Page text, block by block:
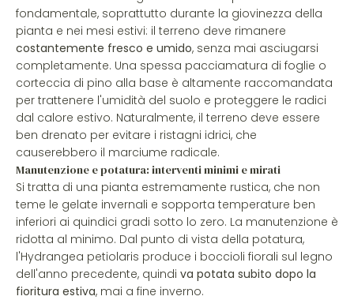
fondamentale, soprattutto durante la giovinezza della
pianta e nei mesi estivi: il terreno deve rimanere
costantemente fresco e umido, senza mai asciugarsi
completamente. Una spessa pacciamatura di foglie o
corteccia di pino alla base è altamente raccomandata
per trattenere l'umidità del suolo e proteggere le radici
dal calore estivo. Naturalmente, il terreno deve essere
ben drenato per evitare i ristagni idrici, che
causerebbero il marciume radicale.
Manutenzione e potatura: interventi minimi e mirati
Si tratta di una pianta estremamente rustica, che non
teme le gelate invernali e sopporta temperature ben
inferiori ai quindici gradi sotto lo zero. La manutenzione è
ridotta al minimo. Dal punto di vista della potatura,
l'Hydrangea petiolaris produce i boccioli fiorali sul legno
dell'anno precedente, quindi va potata subito dopo la
fioritura estiva, mai a fine inverno.